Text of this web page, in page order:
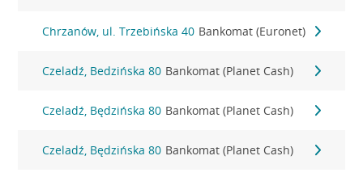
Chrzanów, ul. Trzebińska 40 Bankomat (Euronet)
Czeladź, Bedzińska 80 Bankomat (Planet Cash)
Czeladź, Będzińska 80 Bankomat (Planet Cash)
Czeladź, Będzińska 80 Bankomat (Planet Cash)